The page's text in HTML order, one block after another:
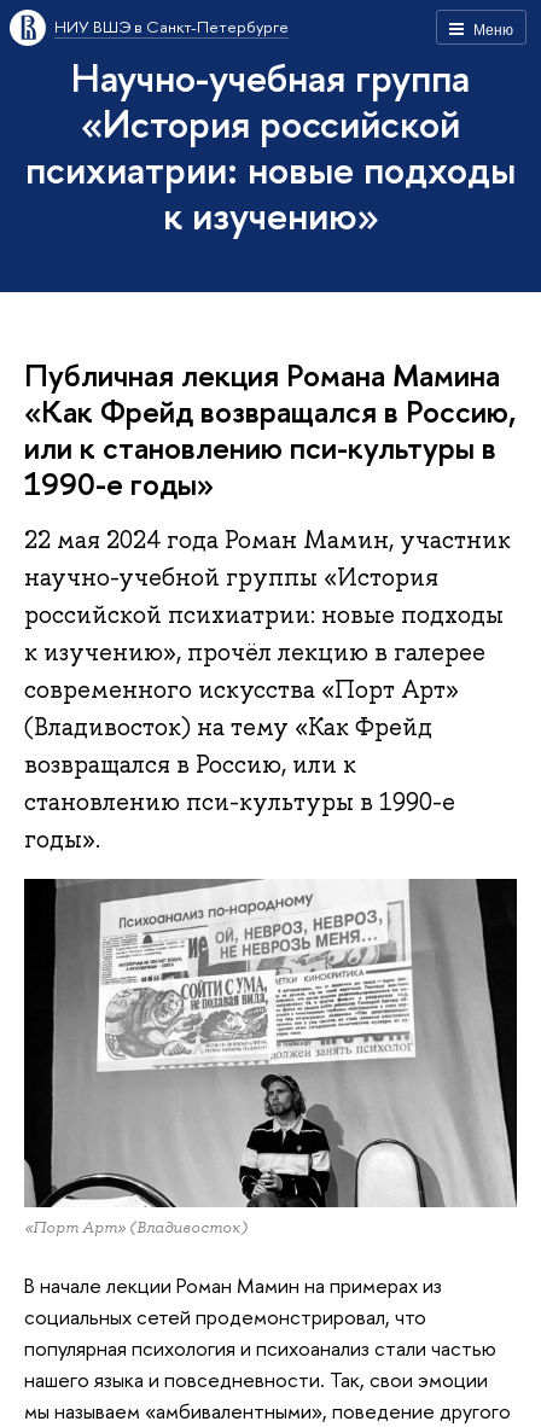
Меню
НИУ ВШЭ в Санкт-Петербурге
Научно-учебная группа
«История российской
психиатрии: новые подходы
к изучению»
Публичная лекция Романа Мамина
«Как Фрейд возвращался в Россию,
или к становлению пси-культуры в
1990-е годы»
22 мая 2024 года Роман Мамин, участник
научно-учебной группы «История
российской психиатрии: новые подходы
к изучению», прочёл лекцию в галерее
современного искусства «Порт Арт»
(Владивосток) на тему «Как Фрейд
возвращался в Россию, или к
становлению пси-культуры в 1990-е
годы».
«Порт Арт» (Владивосток)
В начале лекции Роман Мамин на примерах из
социальных сетей продемонстрировал, что
популярная психология и психоанализ стали частью
нашего языка и повседневности. Так, свои эмоции
мы называем «амбивалентными», поведение другого